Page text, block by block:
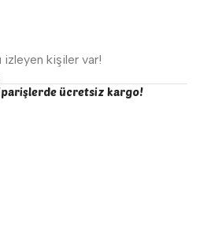
izleyen kişiler var!
ücretsiz kargo!